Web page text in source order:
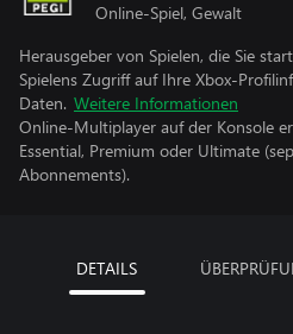
Online-Spiel, Gewalt
Herausgeber von Spielen, die Sie
Spielens Zugriff auf Ihre Xbox-
Daten. Weitere Informationen
Online-Multiplayer auf der Konsole
Essential, Premium oder Ultimate
Abonnements).
DETAILS